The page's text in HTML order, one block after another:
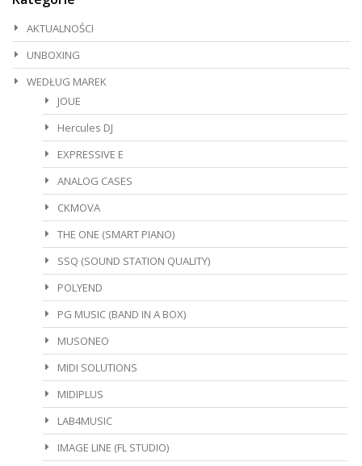
AKTUALNOŚCI
UNBOXING
WEDŁUG MAREK
JOUE
Hercules DJ
EXPRESSIVE E
ANALOG CASES
CKMOVA
THE ONE (SMART PIANO)
SSQ (SOUND STATION QUALITY)
POLYEND
PG MUSIC (BAND IN A BOX)
MUSONEO
MIDI SOLUTIONS
MIDIPLUS
LAB4MUSIC
IMAGE LINE (FL STUDIO)